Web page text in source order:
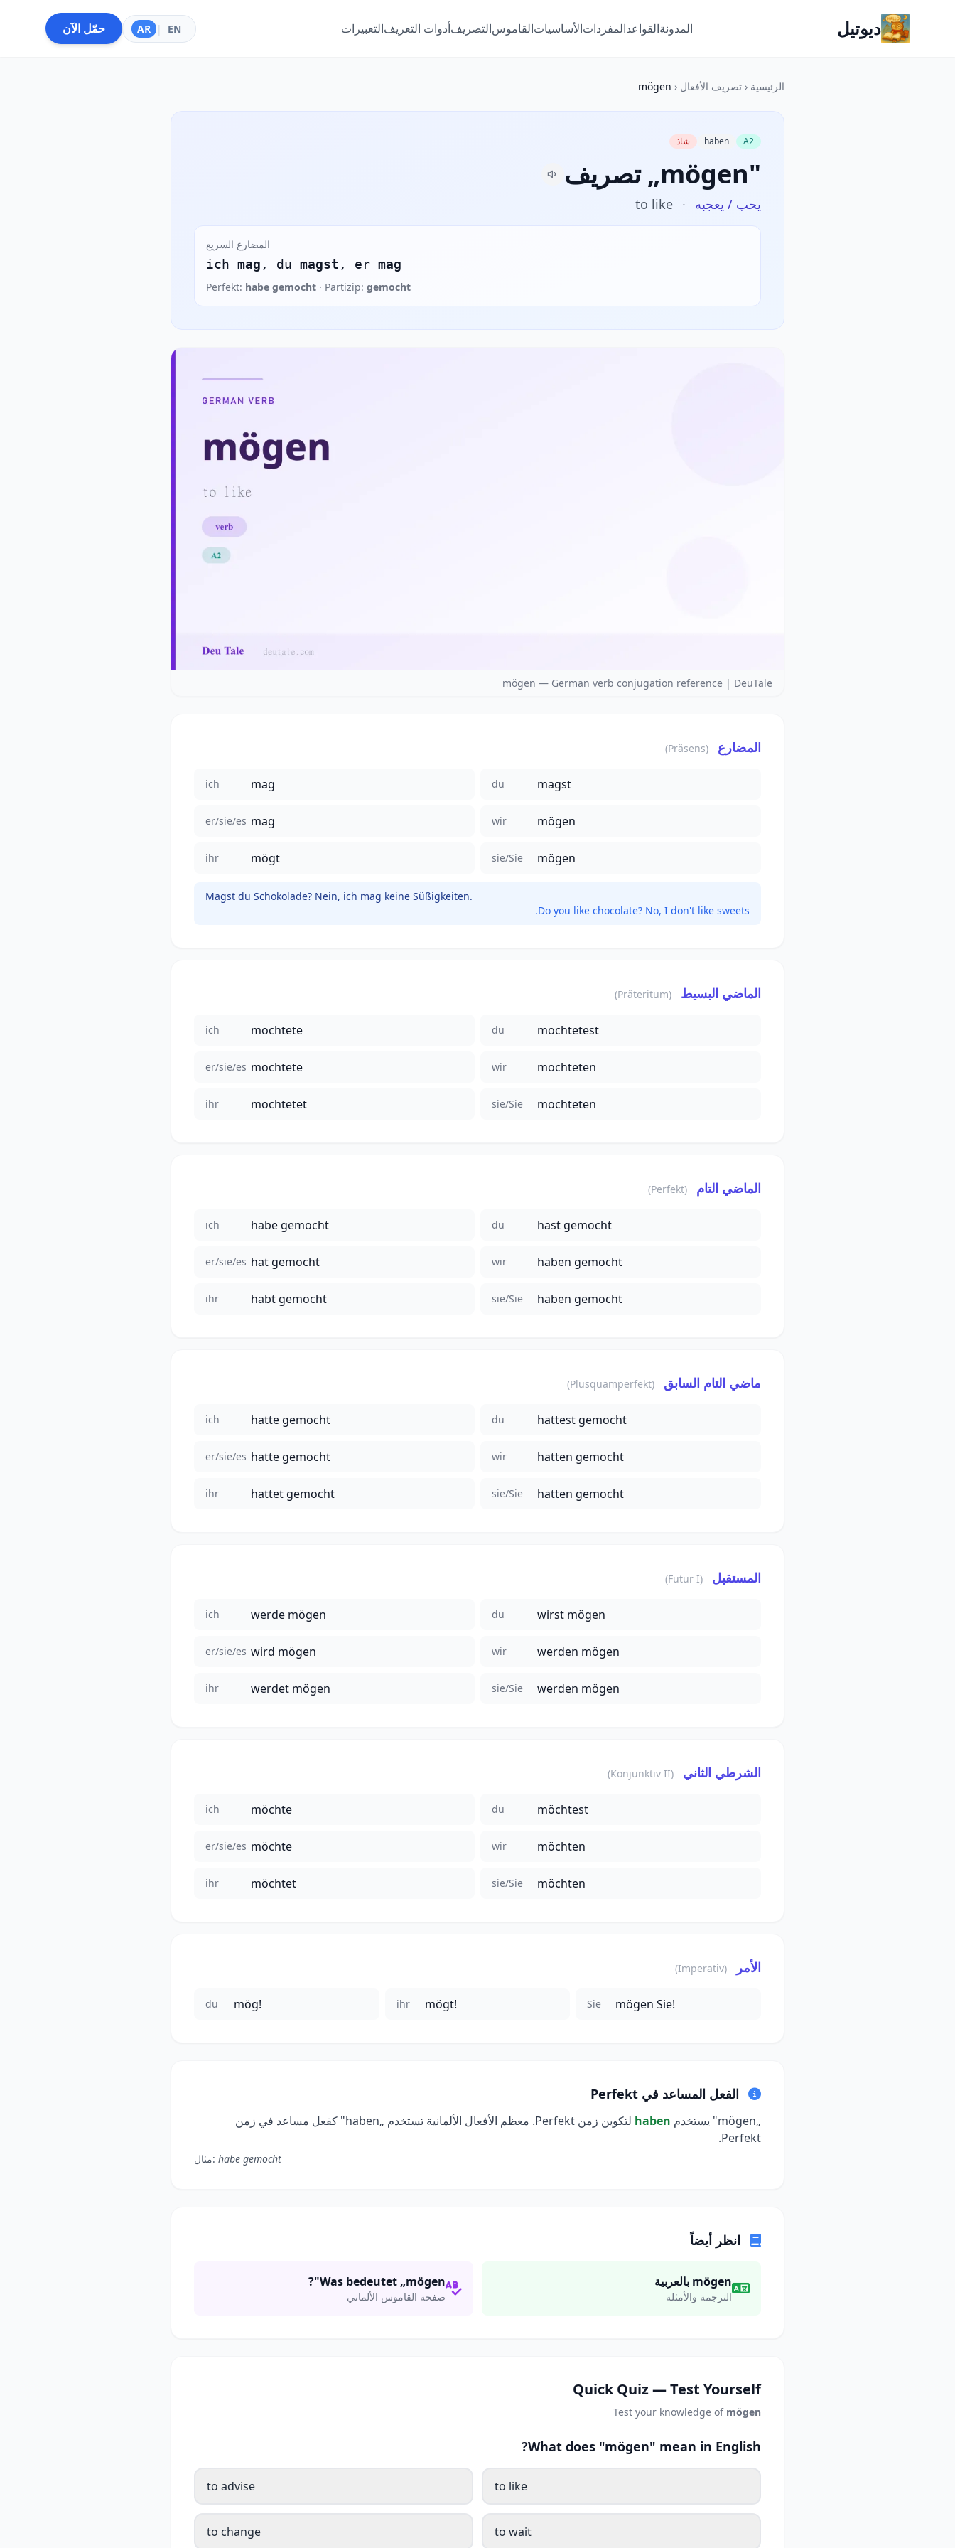
ديوتيل المدونةالقواعدالمفرداتالأساسياتالقاموسالتصريفأدوات التعريفالتعبيرات EN
|
AR حمّل الآن
الرئيسية ‹ تصريف الأفعال ‹
mögen
A2
haben شاذ
تصريف „mögen"
يحب / يعجبه ·
to like
المضارع السريع
ich mag , du magst , er mag
Perfekt: habe gemocht · Partizip: gemocht
mögen — German verb conjugation reference | DeuTale
المضارع (Präsens)
ich mag du magst
er/sie/es mag wir mögen
ihr mögt sie/Sie mögen
Magst du Schokolade? Nein, ich mag keine Süßigkeiten.
Do you like chocolate? No, I don't like sweets.
الماضي البسيط (Präteritum)
ich mochtete du mochtetest
er/sie/es mochtete wir mochteten
ihr mochtetet sie/Sie mochteten
الماضي التام (Perfekt)
ich habe gemocht du hast gemocht
er/sie/es hat gemocht wir haben gemocht
ihr habt gemocht sie/Sie haben gemocht
ماضي التام السابق (Plusquamperfekt)
ich hatte gemocht du hattest gemocht
er/sie/es hatte gemocht wir hatten gemocht
ihr hattet gemocht sie/Sie hatten gemocht
المستقبل (Futur I)
ich werde mögen du wirst mögen
er/sie/es wird mögen wir werden mögen
ihr werdet mögen sie/Sie werden mögen
الشرطي الثاني (Konjunktiv II)
ich möchte du möchtest
er/sie/es möchte wir möchten
ihr möchtet sie/Sie möchten
الأمر (Imperativ)
du mög! ihr mögt! Sie mögen Sie!
الفعل المساعد في Perfekt
„mögen" يستخدم haben
لتكوين زمن Perfekt. معظم الأفعال الألمانية تستخدم „haben" كفعل مساعد في زمن
Perfekt.
مثال: habe gemocht
انظر أيضاً
mögen بالعربية
الترجمة والأمثلة
Was bedeutet „mögen"?
صفحة القاموس الألماني
Quick Quiz — Test Yourself
Test your knowledge of mögen
What does "mögen" mean in English?
to like
to advise
to wait
to change